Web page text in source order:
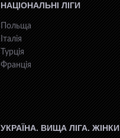
НАЦІОНАЛЬНІ ЛІГИ
Польща
Італія
Турція
Франція
УКРАЇНА. ВИЩА ЛІГА. ЖІНКИ